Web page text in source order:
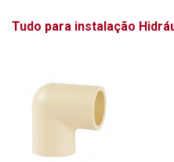
Tudo para instalação